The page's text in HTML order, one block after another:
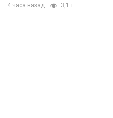
4 часа назад 3,1 т.